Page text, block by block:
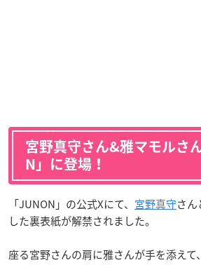
宮野真守さん&雅マモルさ
N」に登場！
「JUNON」の公式Xにて、 宮野真守さ
した裏表紙が解禁されました。
座る宮野さんの肩に雅さんが手を添え